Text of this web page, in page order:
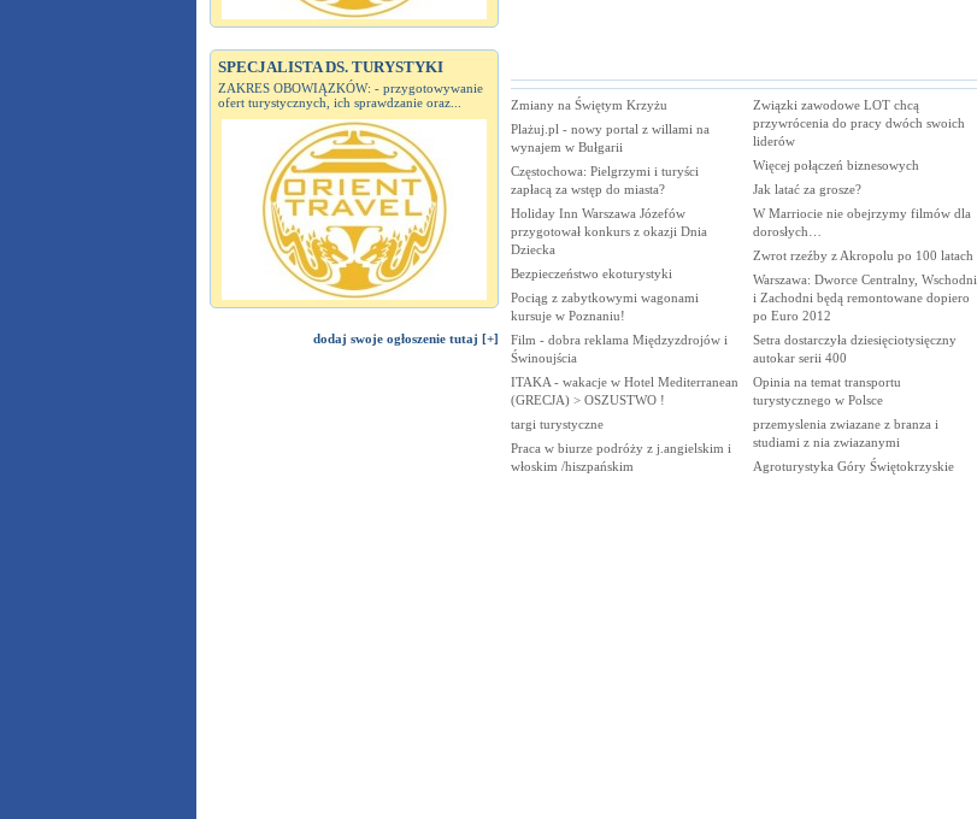
SPECJALISTA DS. TURYSTYKI
ZAKRES OBOWIĄZKÓW: - przygotowywanie
ofert turystycznych, ich sprawdzanie oraz...
dodaj swoje ogłoszenie tutaj [+]
Zmiany na Świętym Krzyżu
Plażuj.pl - nowy portal z willami na
wynajem w Bułgarii
Częstochowa: Pielgrzymi i turyści
zapłacą za wstęp do miasta?
Holiday Inn Warszawa Józefów
przygotował konkurs z okazji Dnia
Dziecka
Bezpieczeństwo ekoturystyki
Pociąg z zabytkowymi wagonami
kursuje w Poznaniu!
Film - dobra reklama Międzyzdrojów i
Świnoujścia
ITAKA - wakacje w Hotel Mediterranean
(GRECJA) > OSZUSTWO !
targi turystyczne
Praca w biurze podróży z j.angielskim i
włoskim /hiszpańskim
Związki zawodowe LOT chcą
przywrócenia do pracy dwóch swoich
liderów
Więcej połączeń biznesowych
Jak latać za grosze?
W Marriocie nie obejrzymy filmów dla
dorosłych…
Zwrot rzeźby z Akropolu po 100 latach
Warszawa: Dworce Centralny, Wschodni
i Zachodni będą remontowane dopiero
po Euro 2012
Setra dostarczyła dziesięciotysięczny
autokar serii 400
Opinia na temat transportu
turystycznego w Polsce
przemyslenia zwiazane z branza i
studiami z nia zwiazanymi
Agroturystyka Góry Świętokrzyskie